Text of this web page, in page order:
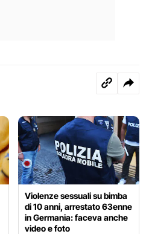
Violenze sessuali su bimba
di 10 anni, arrestato 63enne
in Germania: faceva anche
video e foto